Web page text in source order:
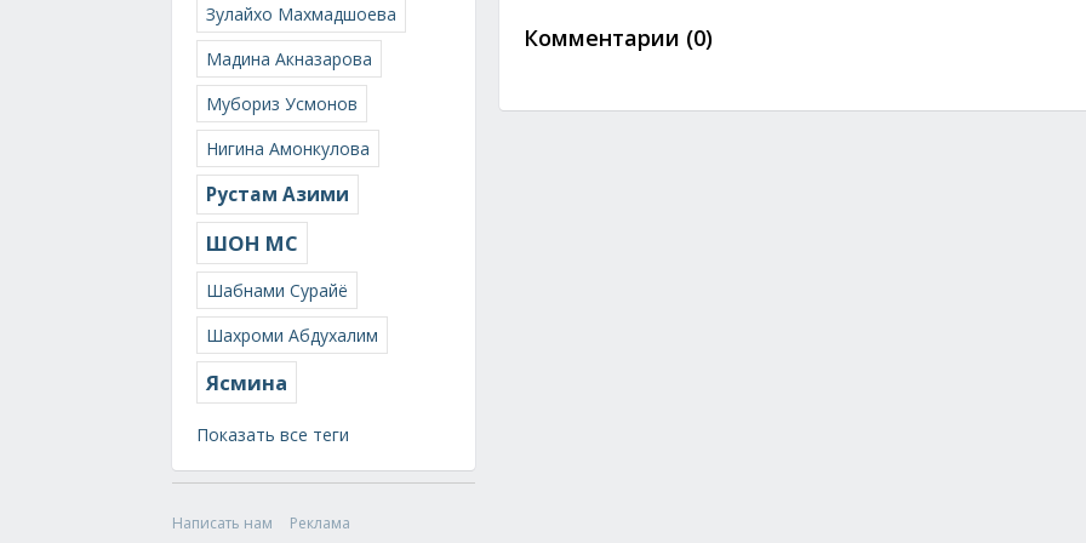
Зулайхо Махмадшоева
Мадина Акназарова
Мубориз Усмонов
Нигина Амонкулова
Рустам Азими
ШОН МС
Шабнами Сурайё
Шахроми Абдухалим
Ясмина
Показать все теги
Написать нам
Реклама
Комментарии (0)